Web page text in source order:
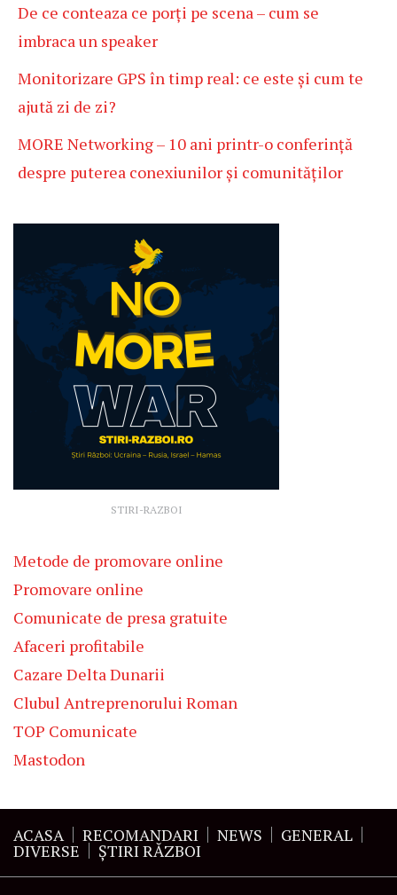
De ce conteaza ce porți pe scena – cum se
imbraca un speaker
Monitorizare GPS în timp real: ce este și cum te
ajută zi de zi?
MORE Networking – 10 ani printr-o conferință
despre puterea conexiunilor și comunităților
STIRI-RAZBOI
Metode de promovare online
Promovare online
Comunicate de presa gratuite
Afaceri profitabile
Cazare Delta Dunarii
Clubul Antreprenorului Roman
TOP Comunicate
Mastodon
ACASA RECOMANDARI NEWS GENERAL
DIVERSE ŞTIRI RĂZBOI